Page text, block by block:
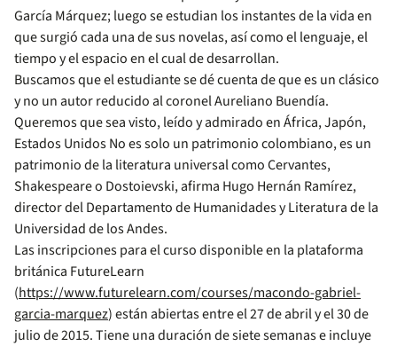
García Márquez; luego se estudian los instantes de la vida en
que surgió cada una de sus novelas, así como el lenguaje, el
tiempo y el espacio en el cual de desarrollan.
Buscamos que el estudiante se dé cuenta de que es un clásico
y no un autor reducido al coronel Aureliano Buendía.
Queremos que sea visto, leído y admirado en África, Japón,
Estados Unidos No es solo un patrimonio colombiano, es un
patrimonio de la literatura universal como Cervantes,
Shakespeare o Dostoievski, afirma Hugo Hernán Ramírez,
director del Departamento de Humanidades y Literatura de la
Universidad de los Andes.
Las inscripciones para el curso disponible en la plataforma
británica FutureLearn
(https://www.futurelearn.com/courses/macondo-gabriel-
garcia-marquez) están abiertas entre el 27 de abril y el 30 de
julio de 2015. Tiene una duración de siete semanas e incluye